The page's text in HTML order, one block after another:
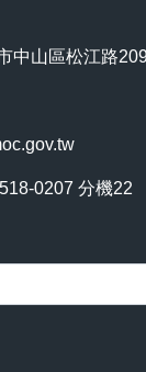
中山區松江路
0207 分機22